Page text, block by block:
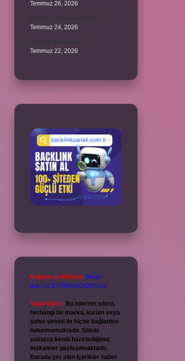
Temmuz 26, 2026
Temmuz 24, 2026
Temmuz 22, 2026
Reklam ve İletişim: Skype:
live:.cid.575569c608265c69
Yasal Uyarı: Bu internet sitesi,
herhangi bir marka, kurum veya
şahıs şirketi ile hiçbir bağlantısı
bulunmamaktadır. Sitede
yalnızca kendi hazırladığımız
makaleler paylaşılmaktadır.
Burada yer alan içerikler haber